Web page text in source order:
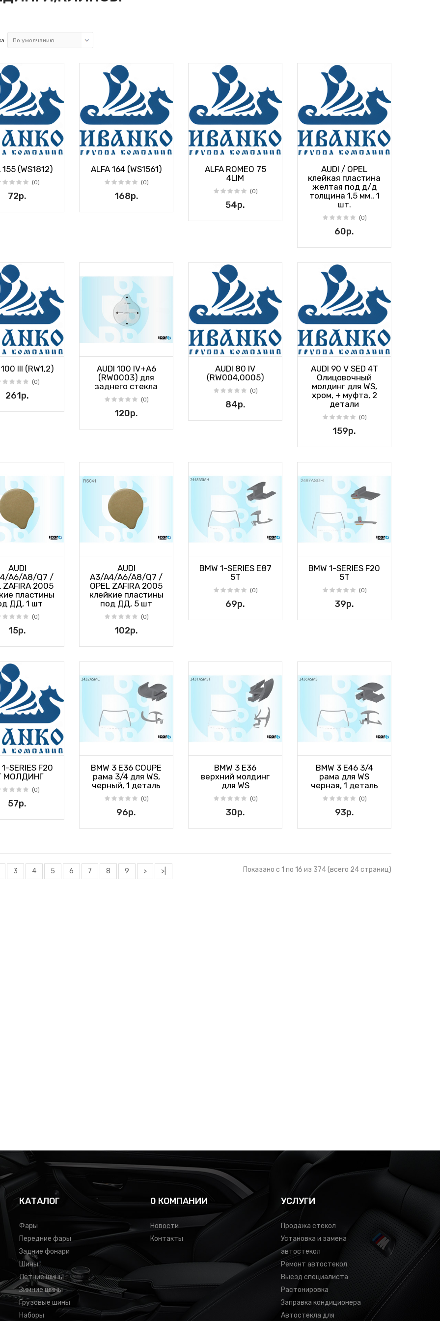
155 (WS1812)
(0)
72р.
ALFA 164 (WS1561)
(0)
168р.
ALFA ROMEO 75
4LIM
(0)
54р.
AUDI / OPEL
клейкая пластина
желтая под д/д
толщина 1,5 мм., 1
шт.
(0)
60р.
III (RW1,2)
(0)
261р.
AUDI 100 IV+A6
(RW0003) для
заднего стекла
(0)
120р.
AUDI 80 IV
(RW004,0005)
(0)
84р.
AUDI 90 V SED 4T
Олицовочный
молдинг для WS,
хром, + муфта, 2
детали
(0)
159р.
AUDI
A6/A8/Q7 /
ZAFIRA 2005
пластины
ДД, 1 шт
(0)
15р.
AUDI
A3/A4/A6/A8/Q7 /
OPEL ZAFIRA 2005
клейкие пластины
под ДД, 5 шт
(0)
102р.
BMW 1-SERIES E87
5T
(0)
69р.
BMW 1-SERIES F20
5T
(0)
39р.
1-SERIES F20
МОЛДИНГ
(0)
57р.
BMW 3 E36 COUPE
рама 3/4 для WS,
черный, 1 деталь
(0)
96р.
BMW 3 E36
верхний молдинг
для WS
(0)
30р.
BMW 3 E46 3/4
рама для WS
черная, 1 деталь
(0)
93р.
3 4 5 6 7 8 9 > >| Показано с 1 по 16 из 374 (всего 24 страниц)
КАТАЛОГ
Фары
Передние фары
Задние фонари
Шины
Летние шины
Зимние шины
Грузовые шины
Наборы
0 КОМПАНИИ
Новости
Контакты
УСЛУГИ
Продажа стекол
Установка и замена
автостекол
Ремонт автостекол
Выезд специалиста
Растонировка
Заправка кондиционера
Автостекла для